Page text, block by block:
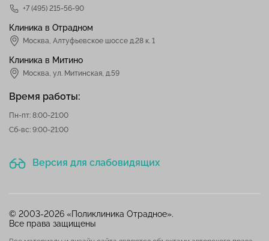
+7 (495) 215-56-90
Клиника в Отрадном
Москва, Алтуфьевское шоссе д.28 к. 1
Клиника в Митино
Москва, ул. Митинская, д.59
Время работы:
Пн-пт: 8:00-21:00
Сб-вс: 9:00-21:00
Версия для слабовидящих
© 2003-2026 «Поликлиника Отрадное».
Все права защищены